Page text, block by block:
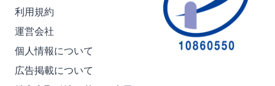
利用規約
運営会社
個人情報について
広告掲載について